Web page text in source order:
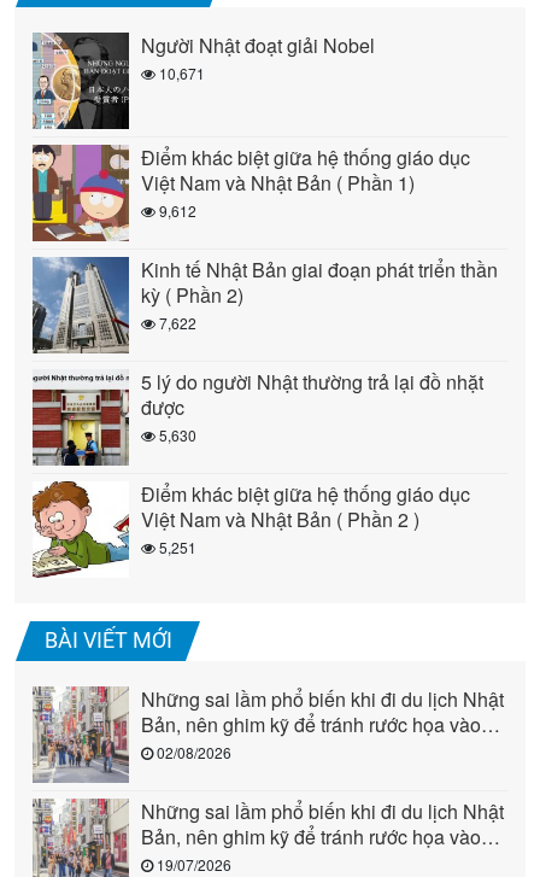
Người Nhật đoạt giải Nobel
10,671
Điểm khác biệt giữa hệ thống giáo dục
Việt Nam và Nhật Bản ( Phần 1)
9,612
Kinh tế Nhật Bản giai đoạn phát triển thần
kỳ ( Phần 2)
7,622
5 lý do người Nhật thường trả lại đồ nhặt
được
5,630
Điểm khác biệt giữa hệ thống giáo dục
Việt Nam và Nhật Bản ( Phần 2 )
5,251
BÀI VIẾT MỚI
Những sai lầm phổ biến khi đi du lịch Nhật
Bản, nên ghim kỹ để tránh rước họa vào
người (phần 2)
02/08/2026
Những sai lầm phổ biến khi đi du lịch Nhật
Bản, nên ghim kỹ để tránh rước họa vào
người (phần 1)
19/07/2026